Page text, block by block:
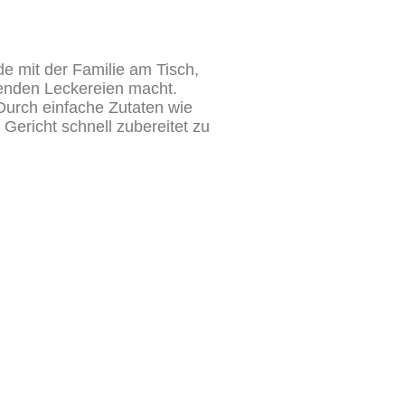
mit der Familie am Tisch,
Leckereien macht.
einfache Zutaten wie
schnell zubereitet zu